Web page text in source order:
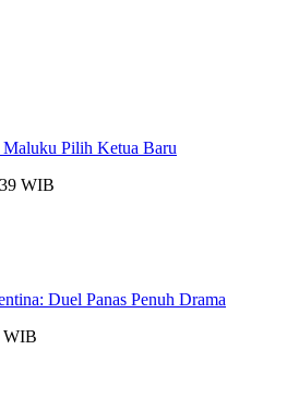
Pilih Ketua Baru
WIB
Duel Panas Penuh Drama
WIB